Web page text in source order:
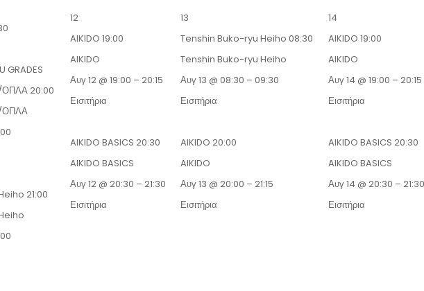
GRADES
ΟΠΛΑ20:00
ΟΠΛΑ
21:00
12
AIKIDO 19:00
AIKIDO
Αυγ 12 @ 19:00 – 20:15
Εισιτήρια
AIKIDO BASICS 20:30
AIKIDO BASICS
Αυγ 12 @ 20:30 – 21:30
Εισιτήρια
13
Tenshin Buko-ryu Heiho 08:30
Tenshin Buko-ryu Heiho
Αυγ 13 @ 08:30 – 09:30
Εισιτήρια
AIKIDO 20:00
AIKIDO
Αυγ 13 @ 20:00 – 21:15
Εισιτήρια
14
AIKIDO 19:00
AIKIDO
Αυγ 14 @ 19:00 – 20:15
Εισιτήρια
AIKIDO BASICS 20:30
AIKIDO BASICS
Αυγ 14 @ 20:30 – 21:30
Εισιτήρια